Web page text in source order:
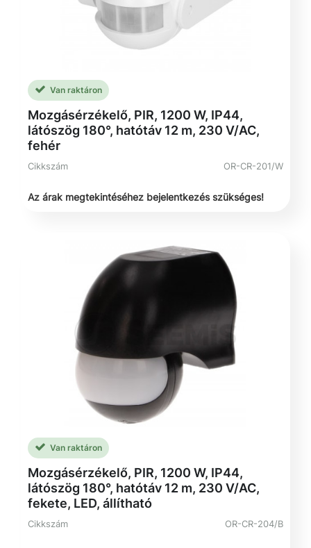
Van raktáron
Mozgásérzékelő, PIR, 1200 W, IP44,
látószög 180°, hatótáv 12 m, 230 V/AC,
fehér
Cikkszám OR-CR-201/W
Az árak megtekintéséhez bejelentkezés szükséges!
Van raktáron
Mozgásérzékelő, PIR, 1200 W, IP44,
látószög 180°, hatótáv 12 m, 230 V/AC,
fekete, LED, állítható
Cikkszám OR-CR-204/B